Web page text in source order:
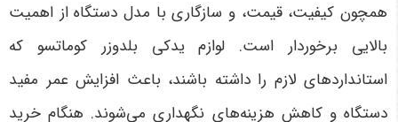
همچون کیفیت، قیمت، و سازگاری با مدل دستگاه از اهمیت
بالایی برخوردار است. لوازم یدکی بلدوزر کوماتسو که
استانداردهای لازم را داشته باشند، باعث افزایش عمر مفید
دستگاه و کاهش هزینه‌های نگهداری می‌شوند. هنگام خرید